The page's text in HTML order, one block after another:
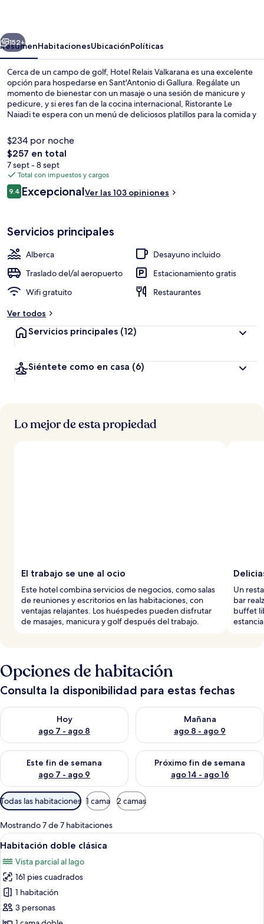
Siguiente
152+
ResumenHabitacionesUbicaciónPolíticas
Cerca de un campo de golf, Hotel Relais Valkarana es una excelente
opción para hospedarse en Sant'Antonio di Gallura. Regálate un
momento de bienestar con un masaje o una sesión de manicure y
pedicure, y si eres fan de la cocina internacional, Ristorante Le
Naiadi te espera con un menú de deliciosos platillos para la comida y
lounge y su terraza. Otros visitantes hablan muy bien de las
amenidades y características como la condición en general.
$234 por noche
El
precio
total
es
de
$257 en total
7 sept - 8 sept
Total con impuestos y cargos
Opiniones
9.49.4 de 10,
ExcepcionalVer las 103 opiniones
Servicios principales
Alberca
Desayuno incluido
Traslado del/al aeropuerto
Estacionamiento gratis
Wifi gratuito
Restaurantes
Ver todos
Servicios principales (12)
Siéntete como en casa (6)
Lo mejor de esta propiedad
El trabajo se une al ocio
Este hotel combina servicios de negocios, como salas
de reuniones y escritorios en las habitaciones, con
ventajas relajantes. Los huéspedes pueden disfrutar
de masajes, manicura y golf después del trabajo.
Un
bar
buffet
Opciones de habitación
Consulta la disponibilidad para estas fechas
Hoy
ago 7 - ago 8
Consulta la disponibilidad para hoy ago 7 - ago 8
Mañana
ago 8 - ago 9
Consulta la disponibilidad
Este fin de semana
ago 7 - ago 9
Consulta la disponibilidad para este fin de semana ago 7 -
Próximo fin de semana
ago 14 - ago 16
Consulta la disponibilidad
Filtros
disponibles
para
las
habitaciones
Todas las habitaciones 1 cama 2 camas
Mostrando 7 de 7 habitaciones
Abrir
todas
las
fotos
de
Habitación
doble
Un dormitorio con cama, mesitas de
11
Habitación doble clásica
Vista parcial al lago
161 pies cuadrados
1 habitación
3 personas